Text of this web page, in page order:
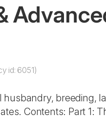
id: 6051)
breeding,
Contents: Part 1: